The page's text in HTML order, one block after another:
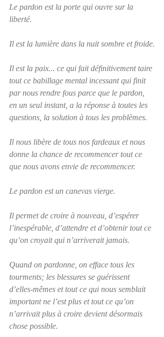
Le pardon est la porte qui ouvre sur la
liberté.
Il est la lumière dans la nuit sombre et froide.
Il est la paix... ce qui fait définitivement taire
tout ce babillage mental incessant qui finit
par nous rendre fous parce que le pardon,
en un seul instant, a la réponse à toutes les
questions, la solution à tous les problèmes.
Il nous libère de tous nos fardeaux et nous
donne la chance de recommencer tout ce
que nous avons envie de recommencer.
Le pardon est un canevas vierge.
Il permet de croire à nouveau, d’espérer
l’inespérable, d’attendre et d’obtenir tout ce
qu’on croyait qui n’arriverait jamais.
Quand on pardonne, on efface tous les
tourments; les blessures se guérissent
d’elles-mêmes et tout ce qui nous semblait
important ne l’est plus et tout ce qu’on
n’arrivait plus à croire devient désormais
chose possible.